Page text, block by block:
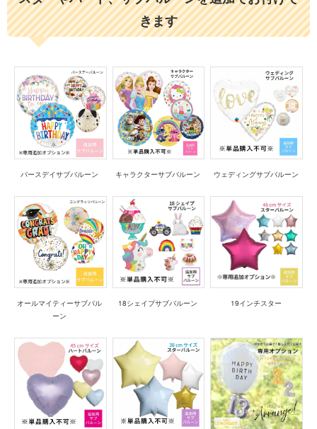
きます
バースデイサブバルーン キャラクターサブバルーン ウェディングサブバルーン
オールマイティーサブバル
ーン
18シェイプサブバルーン 19インチスター